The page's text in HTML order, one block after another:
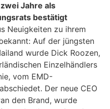
Jahre als
bestätigt
Neuigkeiten zu ihrem
Auf der jüngsten
wurde Dick Roozen,
Einzelhändlers
vom EMD-
Der neue CEO
den Brand, wurde